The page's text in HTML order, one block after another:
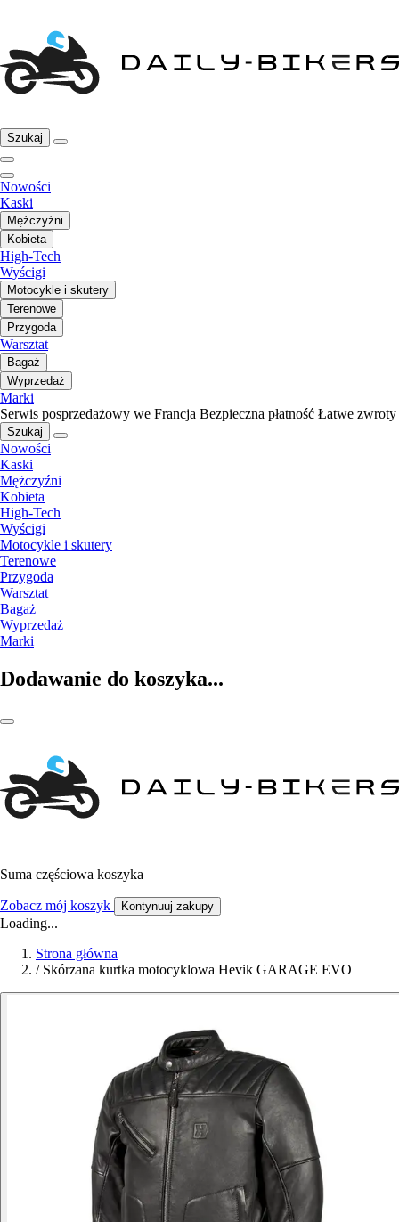
Szukaj
Nowości
Kaski
Mężczyźni
Kobieta
High-Tech
Wyścigi
Motocykle i skutery
Terenowe
Przygoda
Warsztat
Bagaż
Wyprzedaż
Marki
Serwis posprzedażowy we Francja Bezpieczna płatność Łatwe zwroty
Szukaj
Nowości
Kaski
Mężczyźni
Kobieta
High-Tech
Wyścigi
Motocykle i skutery
Terenowe
Przygoda
Warsztat
Bagaż
Wyprzedaż
Marki
Dodawanie do koszyka...
Suma częściowa koszyka
Zobacz mój koszyk Kontynuuj zakupy
Loading...
Strona główna
/ Skórzana kurtka motocyklowa Hevik GARAGE EVO